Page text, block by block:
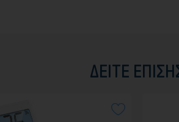
ΔΕΊΤΕ